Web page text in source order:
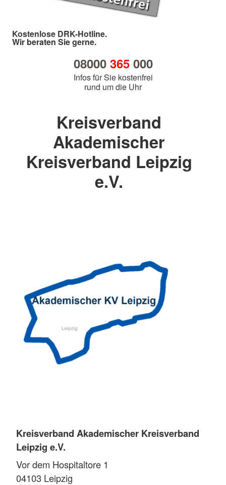
Kostenlose DRK-Hotline.
Wir beraten Sie gerne.
08000 365000
Infos für Sie kostenfrei
rund um die Uhr
Kreisverband
Akademischer
Kreisverband Leipzig
e.V.
Kreisverband Akademischer Kreisverband
Leipzig e.V.
Vor dem Hospitaltore 1
04103 Leipzig